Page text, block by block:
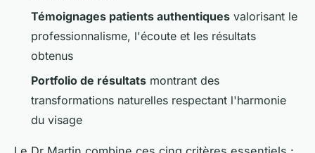
Témoignages patients authentiques valorisant le
professionnalisme, l'écoute et les résultats
obtenus
Portfolio de résultats montrant des
transformations naturelles respectant l'harmonie
du visage